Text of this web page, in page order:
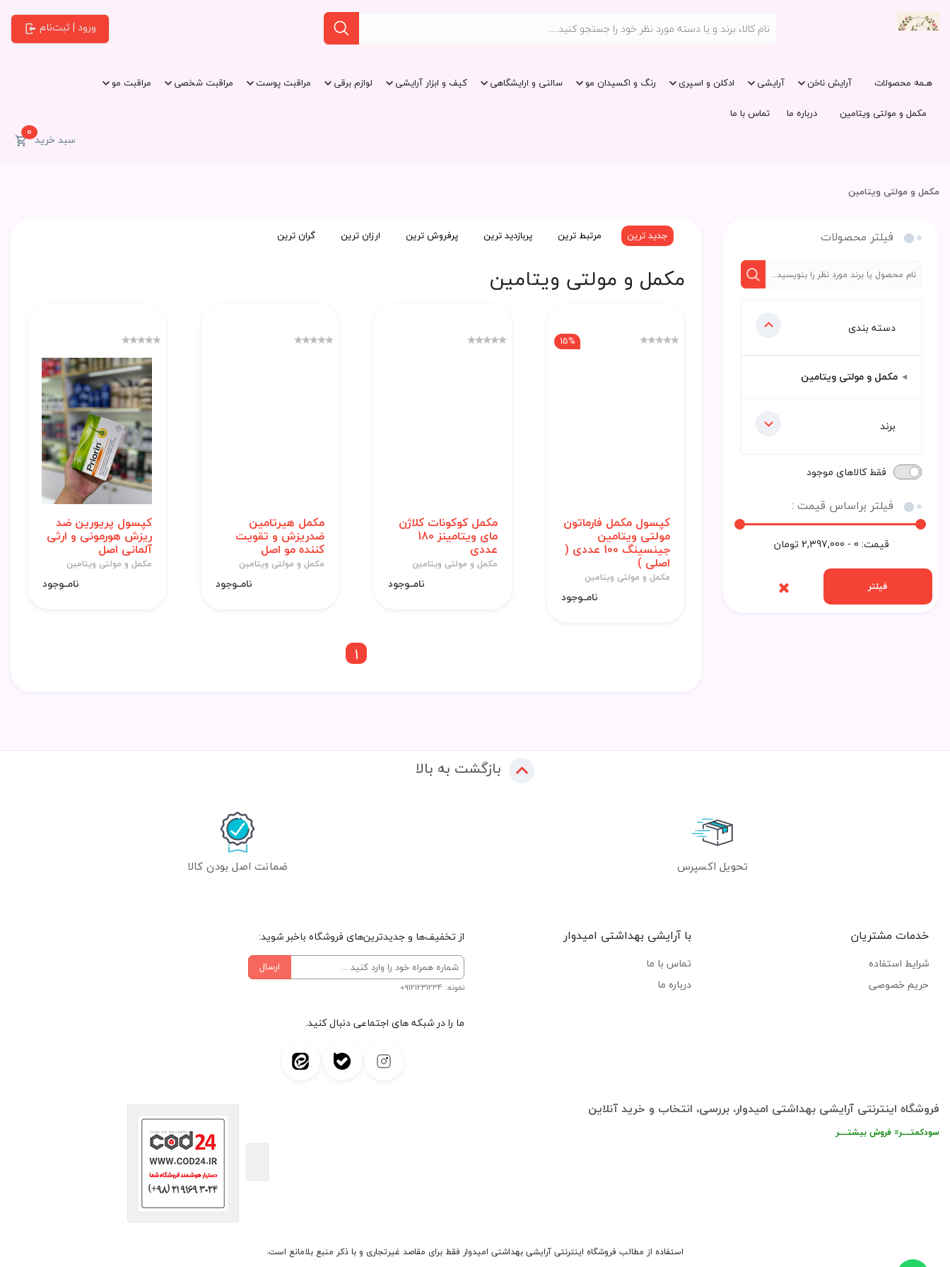
ورود | ثبت‌نام
هـمه محصولات آرایش ناخن آرایشی ادکلن و اسپری رنگ و اکسیدان مو سالنی و ارایشگاهی کیف و ابزار آرایشی لوازم برقی مراقبت پوست مراقبت شخصی
مراقبت مو
مکمل و مولتی ویتامین
درباره ما تماس با ما
سبد خرید0
مکمل و مولتی ویتامین
فیلتر محصولات
دسته بندی
مکمل و مولتی ویتامین
برند
فقط کالاهای موجود
فیلتر براساس قیمت :
قیمت: 0 - 2,397,000 تومان
فیلتر
جدید ترین مرتبط ترین پربازدید ترین پرفروش ترین ارزان ترین گران ترین
مکمل و مولتی ویتامین
15%
کپسول مکمل فارماتون
مولتی ویتامین
جینسینگ 100 عددی (
اصلی )
مکمل و مولتی ویتامین
نامــوجود
مکمل کوکونات کلاژن
مای ویتامینز 180
عددی
مکمل و مولتی ویتامین
نامــوجود
مکمل هیرتامین
ضدریزش و تقویت
کننده مو اصل
مکمل و مولتی ویتامین
نامــوجود
کپسول پریورین ضد
ریزش هورمونی و ارثی
آلمانی اصل
مکمل و مولتی ویتامین
نامــوجود
1
بازگشت به بالا
تحویل اکسپرس ضمانت اصل بودن کالا
خدمات مشتریان
شرایط استفاده
حریم خصوصی
با آرایشی بهداشتی امیدوار
تماس با ما
درباره ما
از تخفیف‌ها و جدیدترین‌های فروشگاه باخبر شوید:
ارسال
نمونه: 09121231234
ما را در شبکه های اجتماعی دنبال کنید.
فروشگاه اینترنتی آرایشی بهداشتی امیدوار، بررسی، انتخاب و خرید آنلاین
سودکمتــــر= فروش بیشتــــر
استفاده از مطالب فروشگاه اینترنتی آرایشی بهداشتی امیدوار فقط برای مقاصد غیرتجاری و با ذکر منبع بلامانع است.